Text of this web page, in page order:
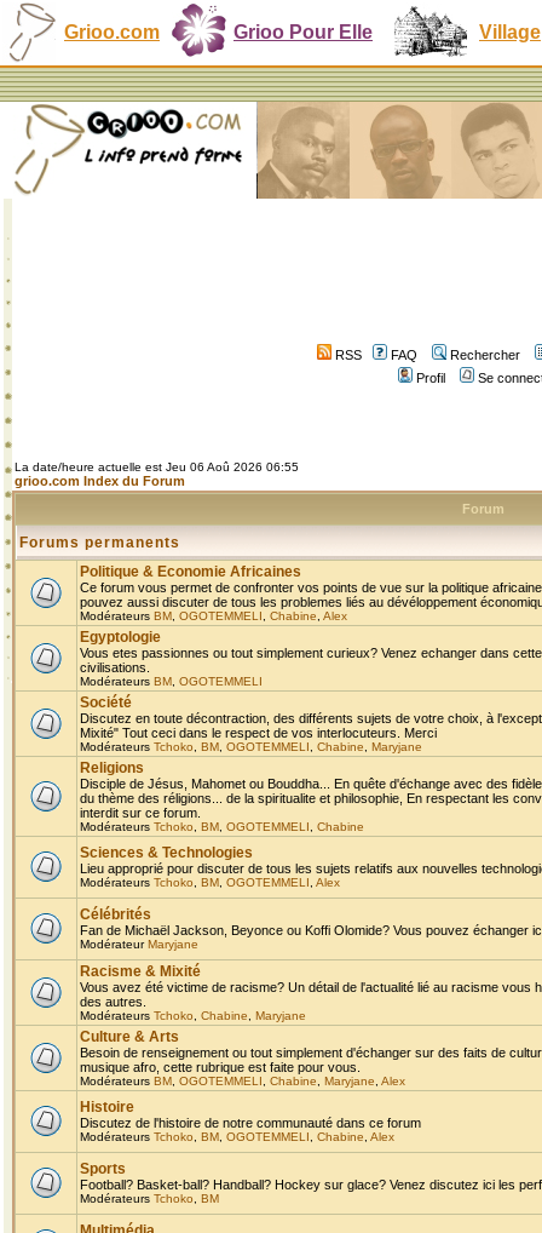
Grioo.com Grioo Pour Elle Village
RSS FAQ
Rechercher
Profil
Se
La date/heure actuelle est Jeu 06 Aoû 2026 06:55
grioo.com Index du Forum
Forum
Forums permanents
Politique & Economie Africaines
Ce forum vous permet de confronter vos points de vue sur la politique
pouvez aussi discuter de tous les problemes liés au dévéloppement
Modérateurs BM OGOTEMMELI Chabine Alex
Egyptologie
Vous etes passionnes ou tout simplement curieux? Venez echanger dans
civilisations.
Modérateurs BM OGOTEMMELI
Société
Discutez en toute décontraction, des différents sujets de votre choix, à
Mixité" Tout ceci dans le respect de vos interlocuteurs. Merci
Modérateurs Tchoko BM OGOTEMMELI Chabine Maryjane
Religions
Disciple de Jésus, Mahomet ou Bouddha... En quête d'échange avec des
du thème des réligions... de la spiritualite et philosophie, En respectant les
interdit sur ce forum.
Modérateurs Tchoko BM OGOTEMMELI Chabine
Sciences & Technologies
Lieu approprié pour discuter de tous les sujets relatifs aux nouvelles
Modérateurs Tchoko BM OGOTEMMELI Alex
Célébrités
Fan de Michaël Jackson, Beyonce ou Koffi Olomide? Vous pouvez échanger
ModérateurMaryjane
Racisme & Mixité
Vous avez été victime de racisme? Un détail de l'actualité lié au racisme
des autres.
Modérateurs Tchoko Chabine Maryjane
Culture & Arts
Besoin de renseignement ou tout simplement d'échanger sur des faits de
musique afro, cette rubrique est faite pour vous.
Modérateurs BM OGOTEMMELI Chabine Maryjane Alex
Histoire
Discutez de l'histoire de notre communauté dans ce forum
Modérateurs Tchoko BM OGOTEMMELI Chabine Alex
Sports
Football? Basket-ball? Handball? Hockey sur glace? Venez discutez ici les
Modérateurs Tchoko BM